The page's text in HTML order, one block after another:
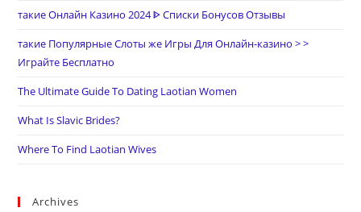
такие Онлайн Казино 2024 ᐈ Списки Бонусов Отзывы
такие Популярные Слоты же Игры Для Онлайн-казино > >
Играйте Бесплатно
The Ultimate Guide To Dating Laotian Women
What Is Slavic Brides?
Where To Find Laotian Wives
Archives